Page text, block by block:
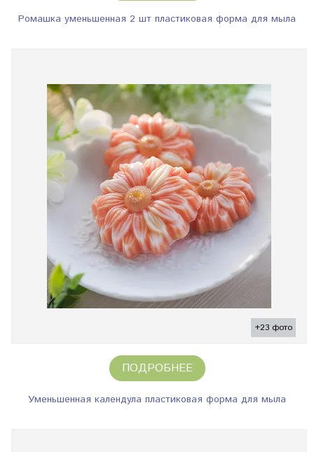
Ромашка уменьшенная 2 шт пластиковая форма для мыла
+23 фото
ПОДРОБНЕЕ
Уменьшенная календула пластиковая форма для мыла